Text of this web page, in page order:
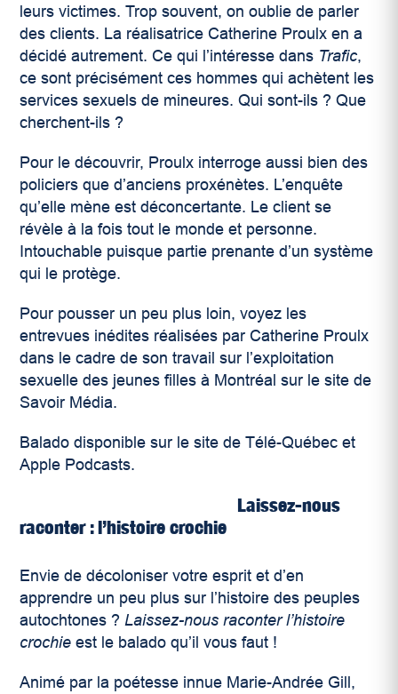
leurs victimes. Trop souvent, on oublie de parler
des clients. La réalisatrice Catherine Proulx en a
décidé autrement. Ce qui l’intéresse dans Trafic,
ce sont précisément ces hommes qui achètent les
services sexuels de mineures. Qui sont-ils ? Que
cherchent-ils ?
Pour le découvrir, Proulx interroge aussi bien des
policiers que d’anciens proxénètes. L’enquête
qu’elle mène est déconcertante. Le client se
révèle à la fois tout le monde et personne.
Intouchable puisque partie prenante d’un système
qui le protège.
Pour pousser un peu plus loin, voyez les
entrevues inédites réalisées par Catherine Proulx
dans le cadre de son travail sur l’exploitation
sexuelle des jeunes filles à Montréal sur le site de
Savoir Média.
Balado disponible sur le site de Télé-Québec et
Apple Podcasts.
Laissez-nous
raconter : l’histoire crochie
Envie de décoloniser votre esprit et d’en
apprendre un peu plus sur l’histoire des peuples
autochtones ?Laissez-nous raconter l’histoire
crochie est le balado qu’il vous faut !
Animé par la poétesse innue Marie-Andrée Gill,